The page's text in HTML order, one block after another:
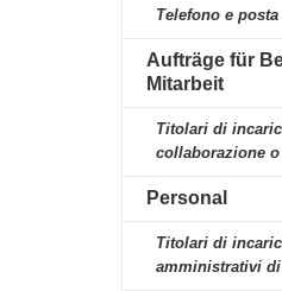
Telefono e
Aufträge für
Mitarbeit
Titolari di
collaborazione
Personal
Titolari di
amministrativi